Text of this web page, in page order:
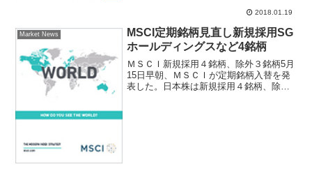
2018.01.19
Market News
MSCI定期銘柄見直し新規採用SG
ホールディングスなど4銘柄
ＭＳＣＩ新規採用４銘柄、除外３銘柄5月
15日早朝、ＭＳＣＩが定期銘柄入替を発
表した。日本株は新規採用４銘柄、除外